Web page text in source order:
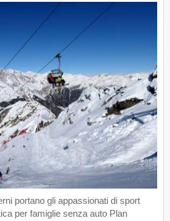
portano gli appassionati di sport
per famiglie senza auto Plan